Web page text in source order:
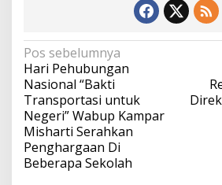
N
a
v
i
g
a
s
i
p
Pos sebelumnya
Hari Pehubungan
Nasional “Bakti
Transportasi untuk
Negeri” Wabup Kampar
Misharti Serahkan
Penghargaan Di
Beberapa Sekolah